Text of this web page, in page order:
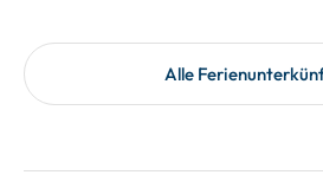
Alle